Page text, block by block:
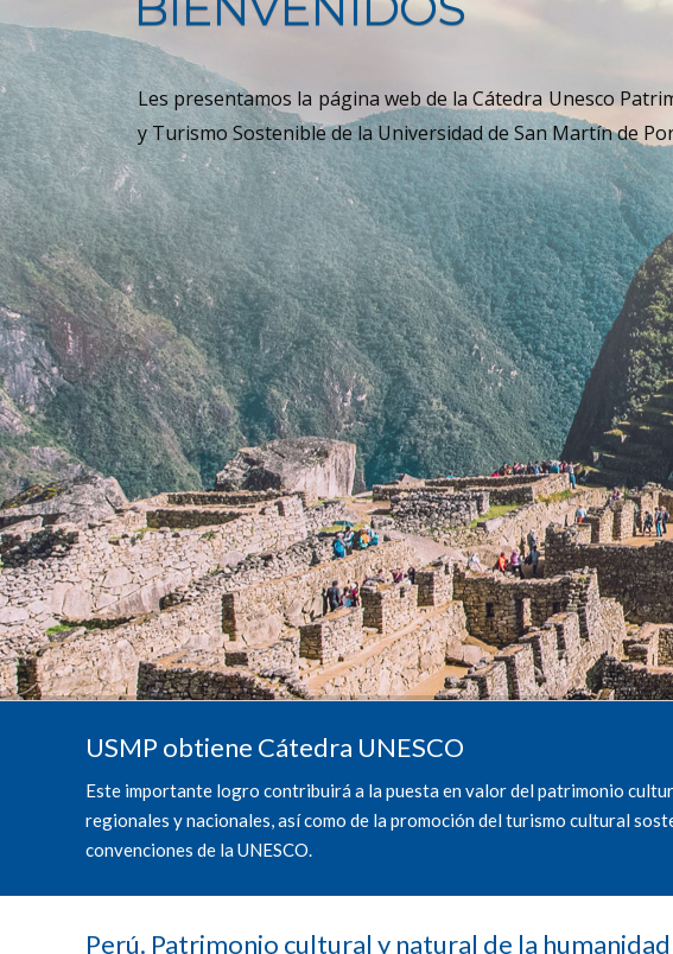
Les presentamos la página web de la Cátedra Unesco
y Turismo Sostenible de la Universidad de San Martín de
USMP obtiene Cátedra UNESCO
Este importante logro contribuirá a la puesta en valor del patrimonio
regionales y nacionales, así como de la promoción del turismo cultural
convenciones de la UNESCO.
Perú. Patrimonio cultural y natural de la humanidad